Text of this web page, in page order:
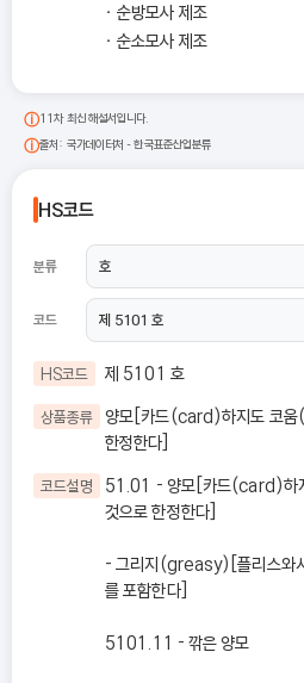
순방모사 제조
순소모사 제조
11차 최신 해설서입니다.
출처: 국가데이터처 - 한국표준산업분류
HS코드
분류
코드
HS코드 제 5101 호
상품종류
양모[카드(card)하지도 코
한정한다]
코드설명
51.01 - 양모[카드(card)하
것으로 한정한다]
- 그리지(greasy)[플리스
를 포함한다]
5101.11 - 깎은 양모